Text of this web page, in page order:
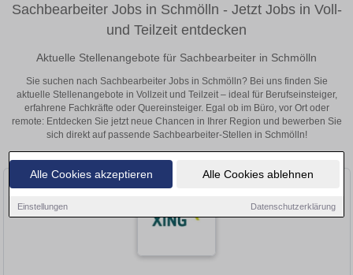
Alle Cookies akzeptieren Alle Cookies ablehnen
Einstellungen Datenschutzerklärung
Sachbearbeiter Jobs in Schmölln - Jetzt Jobs in Voll-
und Teilzeit entdecken
Aktuelle Stellenangebote für Sachbearbeiter in Schmölln
Sie suchen nach Sachbearbeiter Jobs in Schmölln? Bei uns finden Sie
aktuelle Stellenangebote in Vollzeit und Teilzeit – ideal für Berufseinsteiger,
erfahrene Fachkräfte oder Quereinsteiger. Egal ob im Büro, vor Ort oder
remote: Entdecken Sie jetzt neue Chancen in Ihrer Region und bewerben Sie
sich direkt auf passende Sachbearbeiter-Stellen in Schmölln!